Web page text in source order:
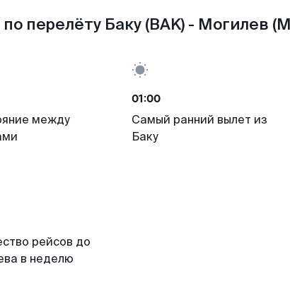
перелёту Баку (BAK) - Могилев
между
01:00
Самый ранний вылет из
Баку
рейсов до
в неделю